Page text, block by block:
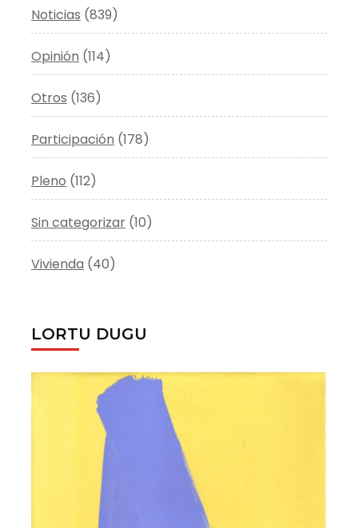
Noticias (839)
Opinión (114)
Otros (136)
Participación (178)
Pleno (112)
Sin categorizar (10)
Vivienda (40)
LORTU DUGU